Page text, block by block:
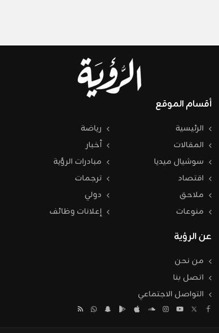
أقسام الموقع
الرئيسية
رياضة
المقالات
أخبار
سوشيال ميديا
مبادرات الرؤية
اقتصاد
ترجمات
ملاحق
دولي
منوعات
إعلانات وظائف
عن الرؤية
من نحن
اتصل بنا
التواصل الاجتماعي